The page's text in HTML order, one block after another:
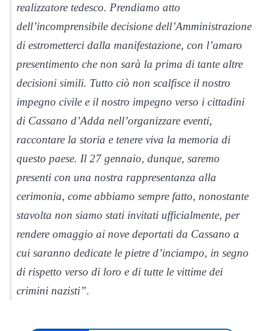
realizzatore tedesco. Prendiamo atto
dell’incomprensibile decisione dell’Amministrazione
di estrometterci dalla manifestazione, con l’amaro
presentimento che non sarà la prima di tante altre
decisioni simili. Tutto ciò non scalfisce il nostro
impegno civile e il nostro impegno verso i cittadini
di Cassano d’Adda nell’organizzare eventi,
raccontare la storia e tenere viva la memoria di
questo paese. Il 27 gennaio, dunque, saremo
presenti con una nostra rappresentanza alla
cerimonia, come abbiamo sempre fatto, nonostante
stavolta non siamo stati invitati ufficialmente, per
rendere omaggio ai nove deportati da Cassano a
cui saranno dedicate le pietre d’inciampo, in segno
di rispetto verso di loro e di tutte le vittime dei
crimini nazisti”.